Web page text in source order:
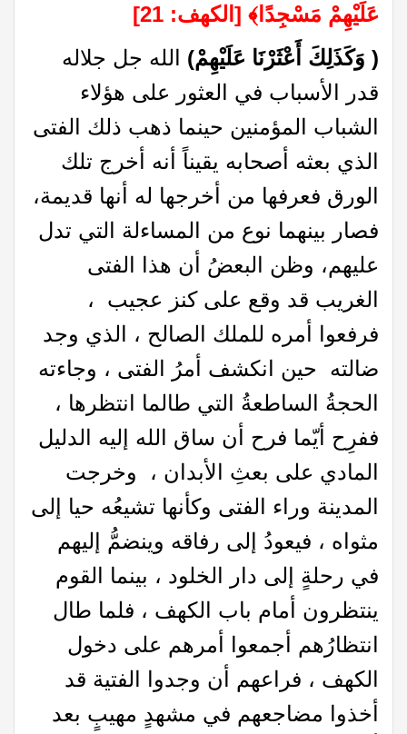
عَلَيْهِمْ مَسْجِدًا ﴾ [الكهف: 21]
( وَكَذَلِكَ أَعْثَرْنَا عَلَيْهِمْ) الله جل جلاله
قدر الأسباب في العثور على هؤلاء
الشباب المؤمنين حينما ذهب ذلك الفتى
الذي بعثه أصحابه يقيناً أنه أخرج تلك
الورق فعرفها من أخرجها له أنها قديمة،
فصار بينهما نوع من المساءلة التي تدل
عليهم، وظن البعضُ أن هذا الفتى
الغريب قد وقع على كنز عجيب ،
فرفعوا أمره للملك الصالح ، الذي وجد
ضالته حين انكشف أمرُ الفتى ، وجاءته
الحجةُ الساطعةُ التي طالما انتظرها ،
ففرِح أيّما فرح أن ساق الله إليه الدليل
المادي على بعثِ الأبدان ، وخرجت
المدينة وراء الفتى وكأنها تشيعُه حيا إلى
مثواه ، فيعودُ إلى رفاقه وينضمُّ إليهم
في رحلةٍ إلى دار الخلود ، بينما القوم
ينتظرون أمام باب الكهف ، فلما طال
انتظارُهم أجمعوا أمرهم على دخول
الكهف ، فراعهم أن وجدوا الفتية قد
أخذوا مضاجعهم في مشهدٍ مهيبٍ بعد